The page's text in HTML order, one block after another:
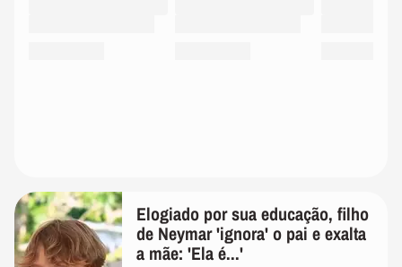
Elogiado por sua educação, filho
de Neymar 'ignora' o pai e exalta
a mãe: 'Ela é...'